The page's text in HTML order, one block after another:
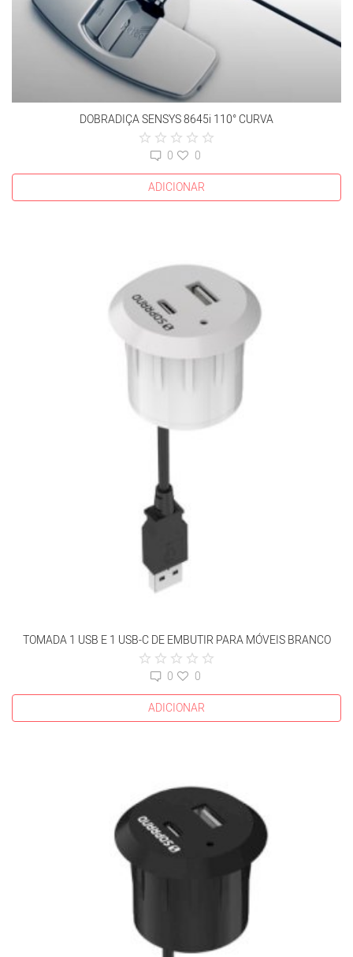
DOBRADIÇA SENSYS 8645i 110° CURVA
0
0
ADICIONAR
TOMADA 1 USB E 1 USB-C DE EMBUTIR PARA MÓVEIS BRANCO
0
0
ADICIONAR